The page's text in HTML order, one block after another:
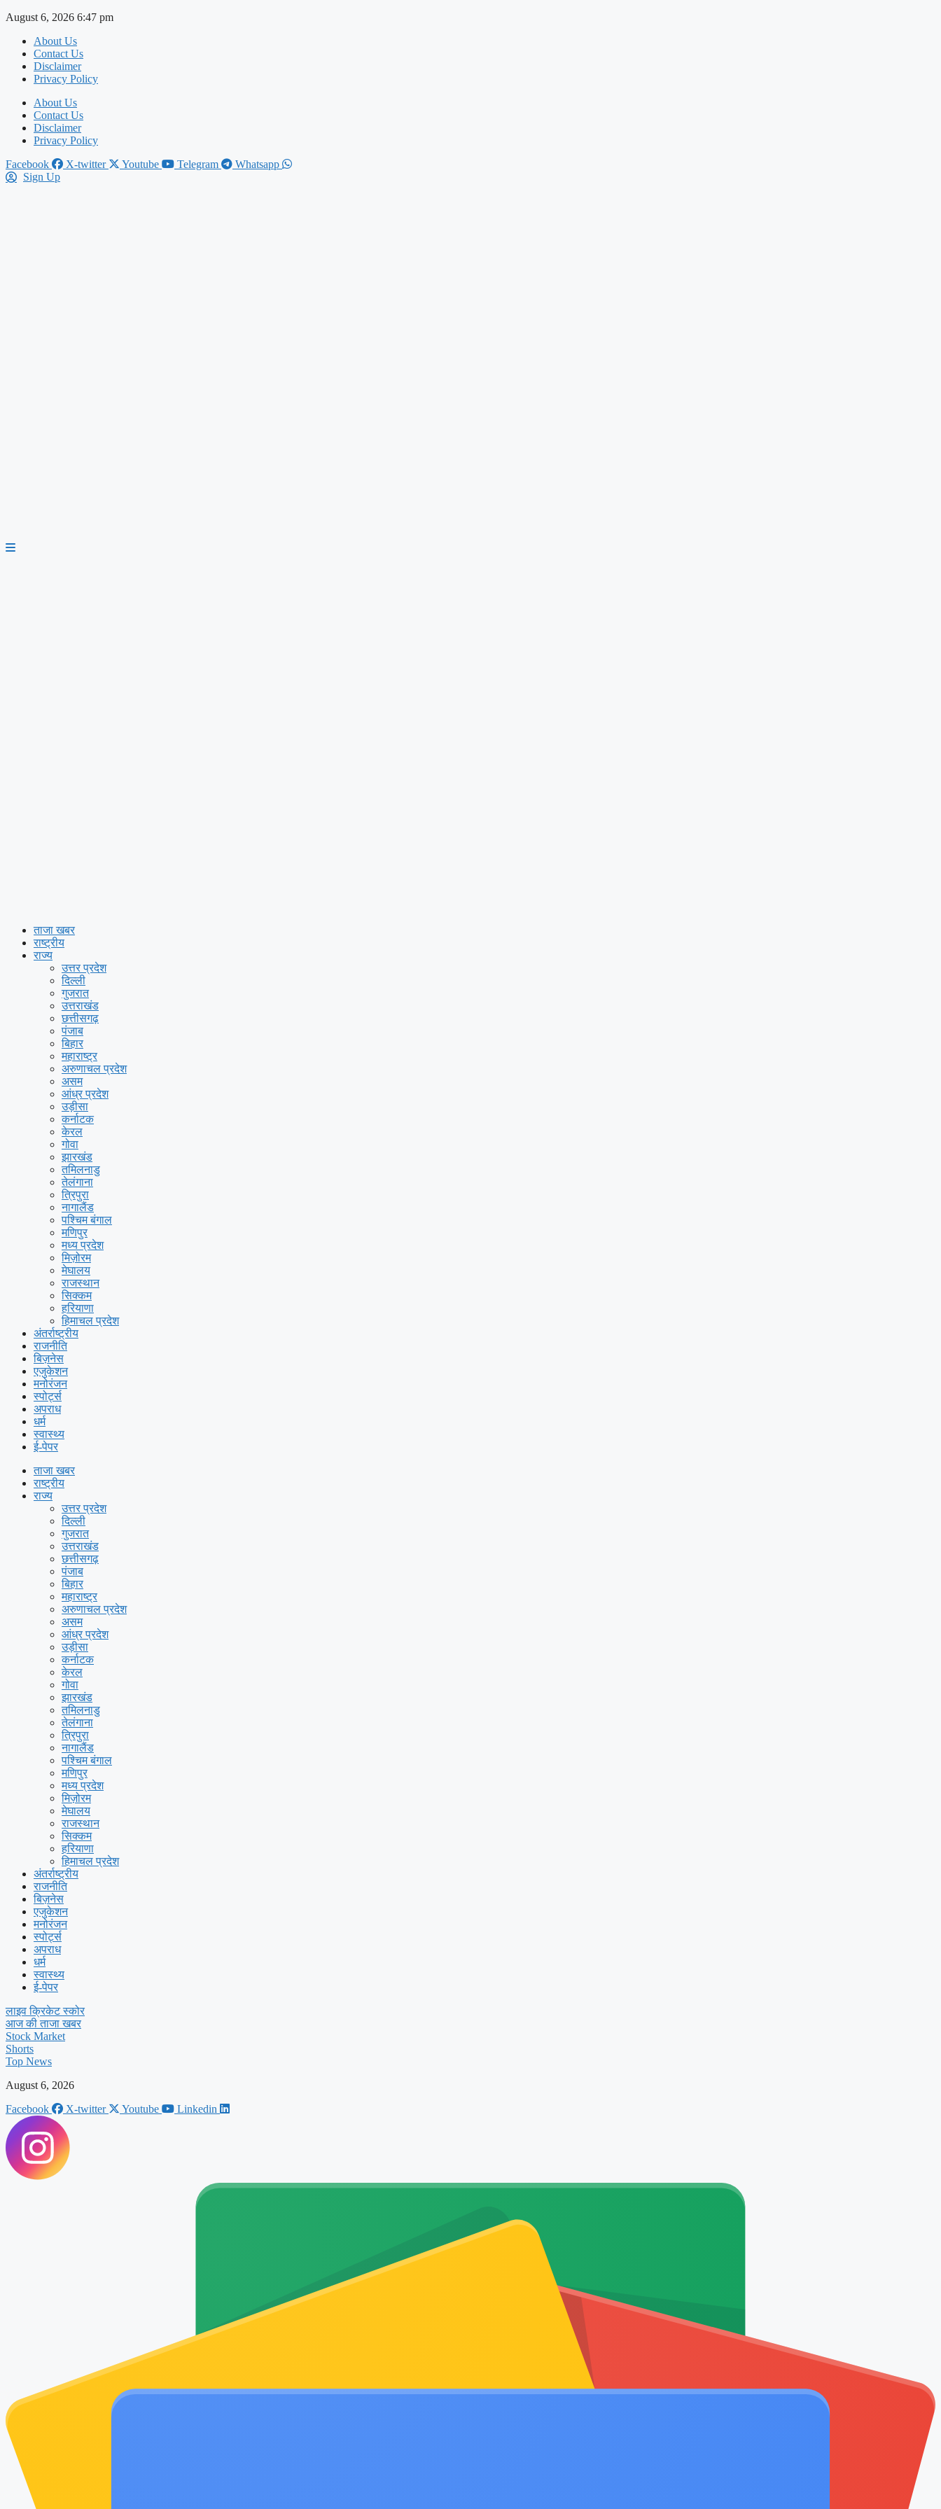
Skip
content
August 6, 2026 6:47 pm
About Us
Contact Us
Disclaimer
Privacy Policy
About Us
Contact Us
Disclaimer
Privacy Policy
Facebook
X-twitter Youtube Telegram
Whatsapp
Sign Up
ताजा खबर
राष्ट्रीय
राज्य
उत्तर प्रदेश
दिल्ली
गुजरात
उत्तराखंड
छत्तीसगढ़
पंजाब
बिहार
महाराष्ट्र
अरुणाचल प्रदेश
असम
आंध्र प्रदेश
उड़ीसा
कर्नाटक
केरल
गोवा
झारखंड
तमिलनाडु
तेलंगाना
त्रिपुरा
नागालैंड
पश्चिम बंगाल
मणिपुर
मध्य प्रदेश
मिज़ोरम
मेघालय
राजस्थान
सिक्कम
हरियाणा
हिमाचल प्रदेश
अंतर्राष्ट्रीय
राजनीति
बिज़नेस
एजुकेशन
मनोरंजन
स्पोर्ट्स
अपराध
धर्म
स्वास्थ्य
ई-पेपर
ताजा खबर
राष्ट्रीय
राज्य
उत्तर प्रदेश
दिल्ली
गुजरात
उत्तराखंड
छत्तीसगढ़
पंजाब
बिहार
महाराष्ट्र
अरुणाचल प्रदेश
असम
आंध्र प्रदेश
उड़ीसा
कर्नाटक
केरल
गोवा
झारखंड
तमिलनाडु
तेलंगाना
त्रिपुरा
नागालैंड
पश्चिम बंगाल
मणिपुर
मध्य प्रदेश
मिज़ोरम
मेघालय
राजस्थान
सिक्कम
हरियाणा
हिमाचल प्रदेश
अंतर्राष्ट्रीय
राजनीति
बिज़नेस
एजुकेशन
मनोरंजन
स्पोर्ट्स
अपराध
धर्म
स्वास्थ्य
ई-पेपर
लाइव क्रिकेट स्कोर
आज की ताजा खबर
Stock Market
Shorts
Top News
August 6, 2026
Facebook
X-twitter Youtube Linkedin